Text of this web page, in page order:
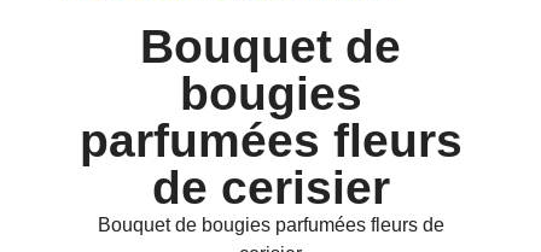
Bouquet de
bougies
parfumées fleurs
de cerisier
Bouquet de bougies parfumées fleurs de